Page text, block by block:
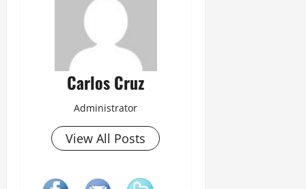
Carlos Cruz
Administrator
View All Posts